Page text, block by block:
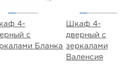
4-
с
Бланка
Шкаф 4-
дверный с
зеркалами
Валенсия